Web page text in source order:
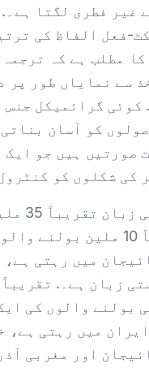
غیر فطری لگتا
فعل الفاظ کی
مطلب ہے کہ
سے نمایاں طور پر
کوئی گرائمیکل جنس
کو آسان
صورتیں ہیں جو ایک
کی شکلوں کو کنٹرول
ہیں۔. تقریباً 10 ملین
میں رہتی ہے،
بولنے والوں کی
میں رہتی ہے،
اور مغربی